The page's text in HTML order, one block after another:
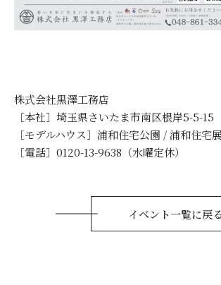
株式会社黒澤工務店
［本社］埼玉県さいたま市南区根岸5-5-15
［モデルハウス］浦和住宅公園 / 浦和住
［電話］0120-13-9638（水曜定休）
イベント一覧に戻る